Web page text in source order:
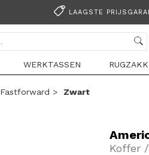
LAAGSTE
WERKTASSEN
Fastforward > Zwart
Koffer